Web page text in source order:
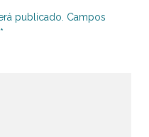
publicado. Campos
*